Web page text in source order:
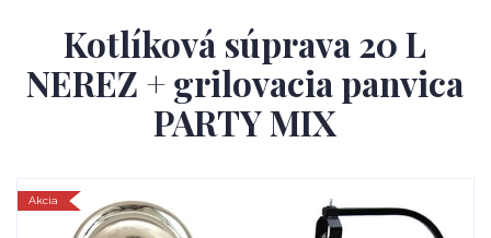
Kotlíková súprava 20 L
NEREZ + grilovacia panvica
PARTY MIX
Akcia